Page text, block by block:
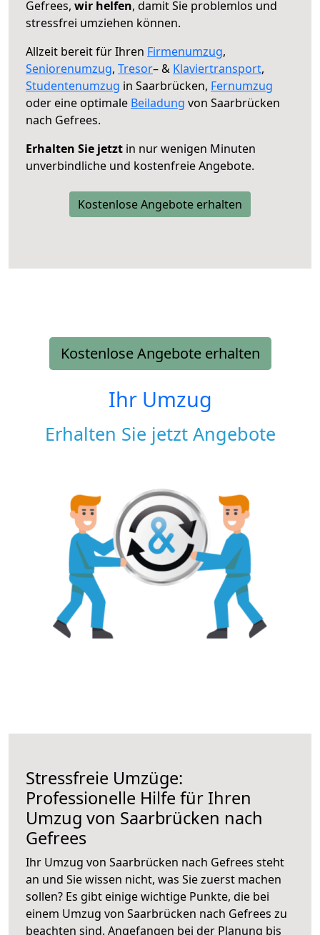
Gefrees, wir helfen, damit Sie problemlos und
stressfrei umziehen können.
Allzeit bereit für Ihren Firmenumzug,
Seniorenumzug, Tresor– & Klaviertransport,
Studentenumzug in Saarbrücken, Fernumzug
oder eine optimale Beiladung von Saarbrücken
nach Gefrees.
Erhalten Sie jetzt in nur wenigen Minuten
unverbindliche und kostenfreie Angebote.
Kostenlose Angebote erhalten
Kostenlose Angebote erhalten
Ihr Umzug
Erhalten Sie jetzt Angebote
Stressfreie Umzüge:
Professionelle Hilfe für Ihren
Umzug von Saarbrücken nach
Gefrees
Ihr Umzug von Saarbrücken nach Gefrees steht
an und Sie wissen nicht, was Sie zuerst machen
sollen? Es gibt einige wichtige Punkte, die bei
einem Umzug von Saarbrücken nach Gefrees zu
beachten sind. Angefangen bei der Planung bis